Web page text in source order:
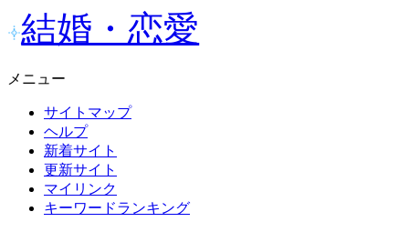
結婚・恋愛
メニュー
サイトマップ
ヘルプ
新着サイト
更新サイト
マイリンク
キーワードランキング